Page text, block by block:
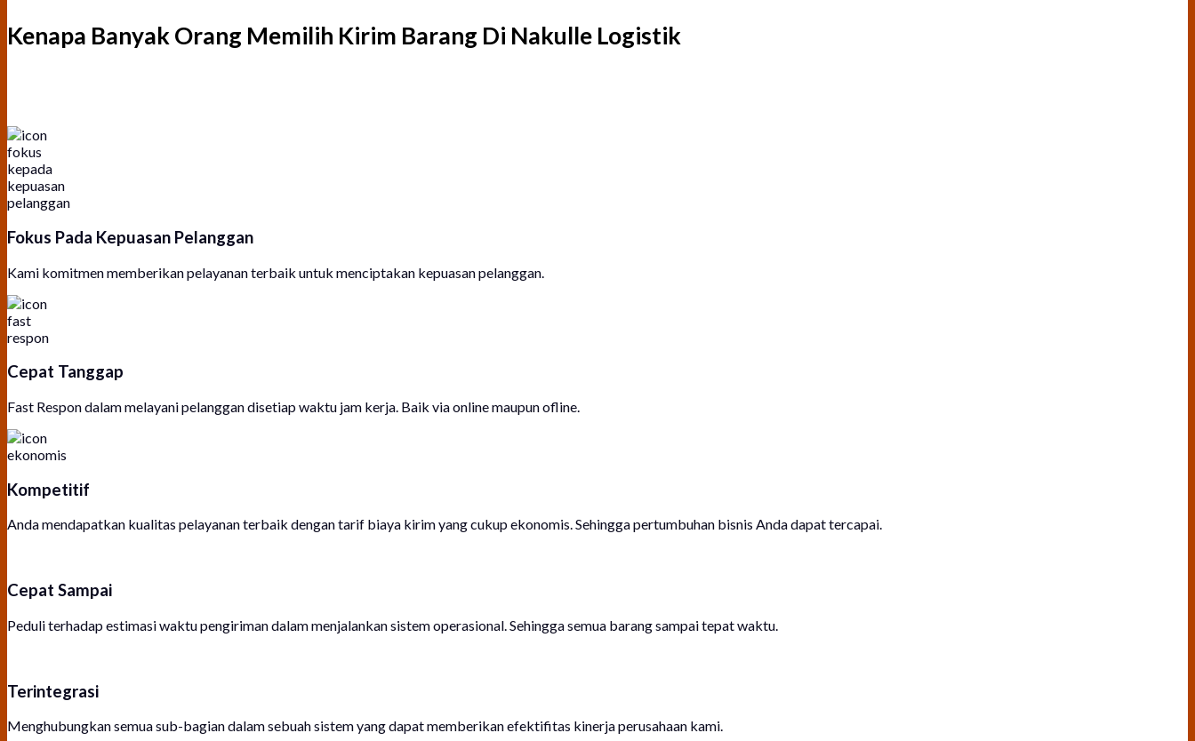
Kenapa Banyak Orang Memilih Kirim Barang Di Nakulle Logistik
Fokus Pada Kepuasan Pelanggan
Kami komitmen memberikan pelayanan terbaik untuk menciptakan kepuasan pelanggan.
Cepat Tanggap
Fast Respon dalam melayani pelanggan disetiap waktu jam kerja. Baik via online maupun ofline.
Kompetitif
Anda mendapatkan kualitas pelayanan terbaik dengan tarif biaya kirim yang cukup ekonomis. Sehingga pertumbuhan bisnis Anda dapat tercapai.
Cepat Sampai
Peduli terhadap estimasi waktu pengiriman dalam menjalankan sistem operasional. Sehingga semua barang sampai tepat waktu.
Terintegrasi
Menghubungkan semua sub-bagian dalam sebuah sistem yang dapat memberikan efektifitas kinerja perusahaan kami.